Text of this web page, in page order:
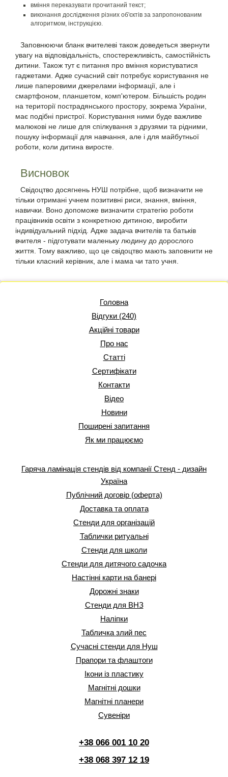
вміння переказувати прочитаний текст;
виконання дослідження різних об'єктів за запропонованим
алгоритмом, інструкцією.
Заповнюючи бланк вчителеві також доведеться звернути
увагу на відповідальність, спостережливість, самостійність
дитини. Також тут є питання про вміння користуватися
гаджетами. Адже сучасний світ потребує користування не
лише паперовими джерелами інформації, але і
смартфоном, планшетом, комп'ютером. Більшість родин
на території пострадянського простору, зокрема України,
має подібні пристрої. Користування ними буде важливе
малюкові не лише для спілкування з друзями та рідними,
пошуку інформації для навчання, але і для майбутньої
роботи, коли дитина виросте.
Висновок
Свідоцтво досягнень НУШ потрібне, щоб визначити не
тільки отримані учнем позитивні риси, знання, вміння,
навички. Воно допоможе визначити стратегію роботи
працівників освіти з конкретною дитиною, виробити
індивідуальний підхід. Адже задача вчителів та батьків
вчителя - підготувати маленьку людину до дорослого
життя. Тому важливо, що це свідоцтво мають заповнити не
тільки класний керівник, але і мама чи тато учня.
Головна
Відгуки (240)
Акційні товари
Про нас
Статті
Сертифікати
Контакти
Відео
Новини
Поширені запитання
Як ми працюємо
Гаряча ламінація стендів від компанії Стенд - дизайн
Україна
Публічний договір (оферта)
Доставка та оплата
Стенди для організацій
Таблички ритуальні
Стенди для школи
Стенди для дитячого садочка
Настінні карти на банері
Дорожні знаки
Стенди для ВНЗ
Наліпки
Табличка злий пес
Сучасні стенди для Нуш
Прапори та флаштоги
Ікони із пластику
Магнітні дошки
Магнітні планери
Сувеніри
+38 066 001 10 20
+38 068 397 12 19